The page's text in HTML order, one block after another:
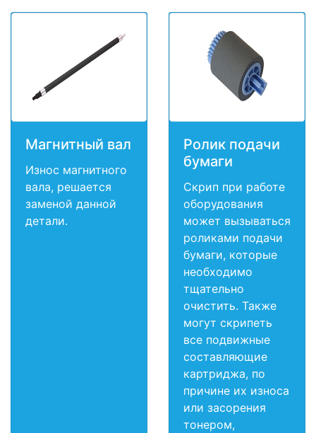
Магнитный вал
Износ магнитного
вала, решается
заменой данной
детали.
Ролик подачи
бумаги
Скрип при работе
оборудования
может вызываться
роликами подачи
бумаги, которые
необходимо
тщательно
очистить. Также
могут скрипеть
все подвижные
составляющие
картриджа, по
причине их износа
или засорения
тонером,